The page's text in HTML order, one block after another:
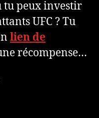
tu peux investir
UFC ? Tu
lien de
récompense…